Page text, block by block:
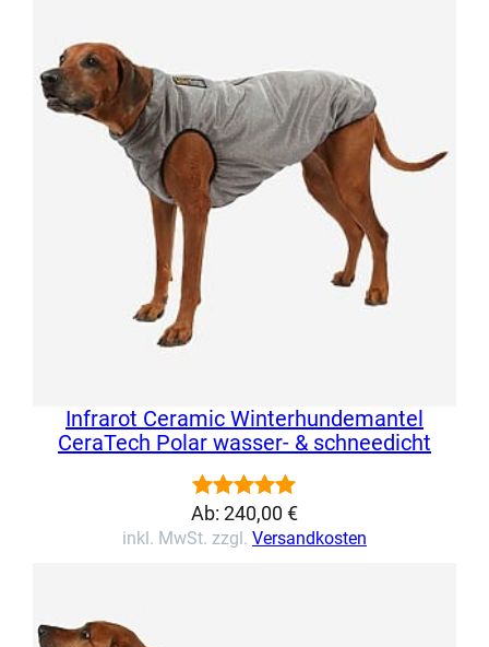
Kundenbewertungen
Infrarot Ceramic Winterhundemantel
CeraTech Polar wasser- & schneedicht
Bewertet
mit5.00
1
Ab: 240,00 €
inkl. MwSt. zzgl. Versandkosten